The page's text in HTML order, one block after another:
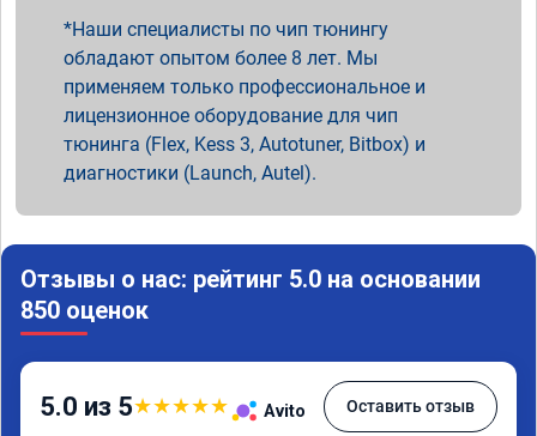
Наши специалисты по чип тюнингу
обладают опытом более 8 лет. Мы
применяем только профессиональное и
лицензионное оборудование для чип
тюнинга (Flex, Kess 3, Autotuner, Bitbox) и
диагностики (Launch, Autel).
Отзывы о нас: рейтинг 5.0 на основании
850 оценок
5.0 из 5★★★★★ Avito Оставить отзыв